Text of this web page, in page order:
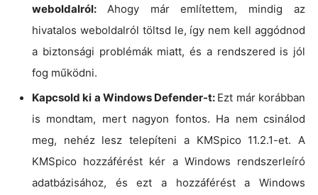
weboldalról: Ahogy már említettem, mindig az
hivatalos weboldalról töltsd le, így nem kell aggódnod
a biztonsági problémák miatt, és a rendszered is jól
fog működni.
Kapcsold ki a Windows Defender-t: Ezt már korábban
is mondtam, mert nagyon fontos. Ha nem csinálod
meg, nehéz lesz telepíteni a KMSpico 11.2.1-et. A
KMSpico hozzáférést kér a Windows rendszerleíró
adatbázisához, és ezt a hozzáférést a Windows